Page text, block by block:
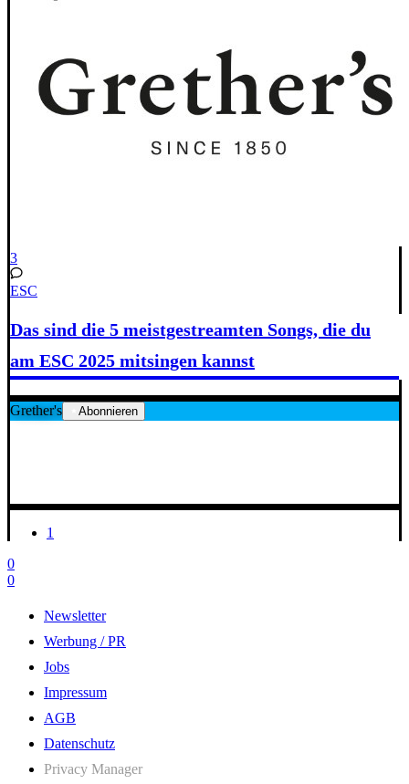
3
ESC
Das sind die 5 meistgestreamten Songs, die du
am ESC 2025 mitsingen kannst
Grether's Abonnieren
1
0
0
Newsletter
Werbung / PR
Jobs
Impressum
AGB
Datenschutz
Privacy Manager